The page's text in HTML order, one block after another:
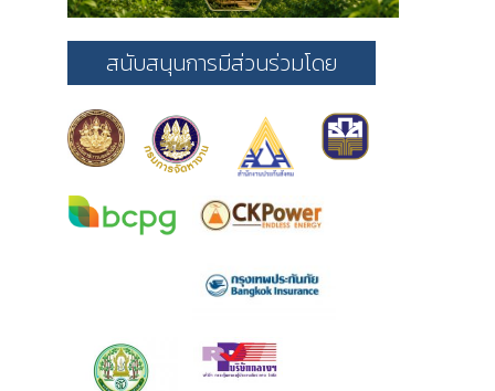
สนับสนุนการมีส่วนร่วมโดย